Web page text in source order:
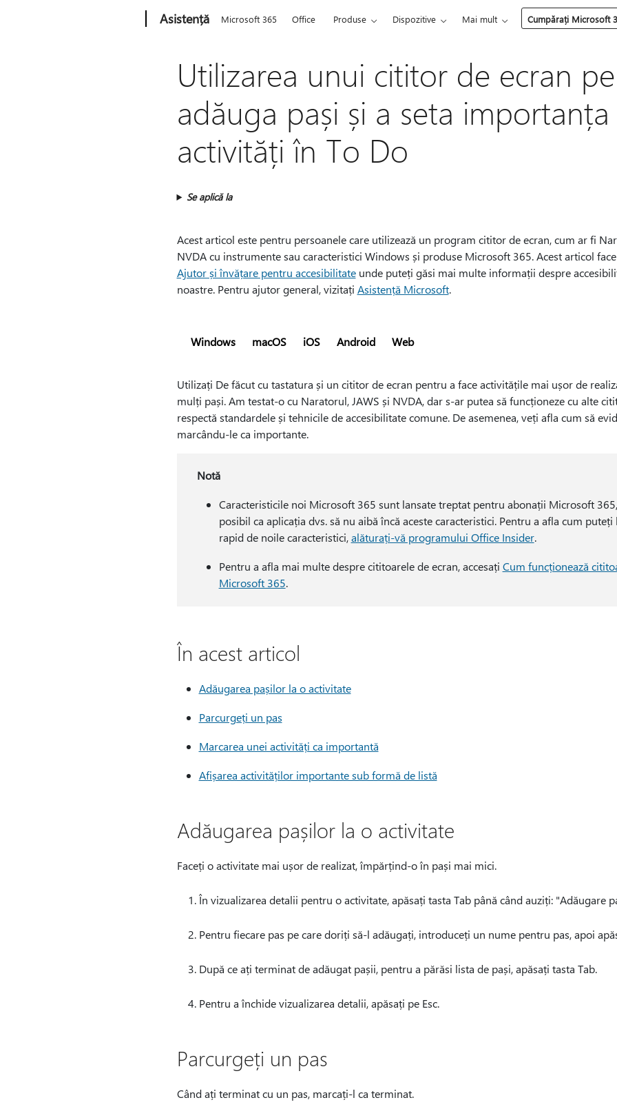
Asistență Microsoft 365 Office Produse Dispozitive Mai mult Cumpărați Microsoft
Utilizarea unui cititor de ecran
adăuga pași și a seta
activități în To Do
Se aplică la
Acest articol este pentru persoanele care utilizează un program cititor de ecran, cum ar fi
NVDA cu instrumente sau caracteristici Windows și produse Microsoft 365. Acest articol
Ajutor și învățare pentru accesibilitateunde puteți găsi mai multe informații despre
noastre. Pentru ajutor general, vizitați Asistență Microsoft.
Windows macOS iOS Android Web
Utilizați De făcut cu tastatura și un cititor de ecran pentru a face activitățile mai ușor de
mulți pași. Am testat-o cu Naratorul, JAWS și NVDA, dar s-ar putea să funcționeze cu alte
respectă standardele și tehnicile de accesibilitate comune. De asemenea, veți afla cum să
marcându-le ca importante.
Notă
Caracteristicile noi Microsoft 365 sunt lansate treptat pentru abonații Microsoft 365,
posibil ca aplicația dvs. să nu aibă încă aceste caracteristici. Pentru a afla cum
rapid de noile caracteristici,alăturați-vă programului Office Insider.
Pentru a afla mai multe despre cititoarele de ecran, accesați Cum funcționează
Microsoft 365.
În acest articol
Adăugarea pașilor la o activitate
Parcurgeți un pas
Marcarea unei activități ca importantă
Afișarea activităților importante sub formă de listă
Adăugarea pașilor la o activitate
Faceți o activitate mai ușor de realizat, împărțind-o în pași mai mici.
În vizualizarea detalii pentru o activitate, apăsați tasta Tab până când auziți: "Adăugare
Pentru fiecare pas pe care doriți să-l adăugați, introduceți un nume pentru pas, apoi
După ce ați terminat de adăugat pașii, pentru a părăsi lista de pași, apăsați tasta Tab.
Pentru a închide vizualizarea detalii, apăsați pe Esc.
Parcurgeți un pas
Când ați terminat cu un pas, marcați-l ca terminat.